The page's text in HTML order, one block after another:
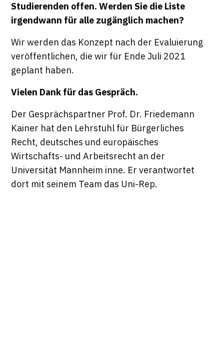
Studierenden offen. Werden Sie die Liste
irgendwann für alle zugänglich machen?
Wir werden das Konzept nach der Evaluierung
veröffentlichen, die wir für Ende Juli 2021
geplant haben.
Vielen Dank für das Gespräch.
Der Gesprächspartner Prof. Dr. Friedemann
Kainer hat den Lehrstuhl für Bürgerliches
Recht, deutsches und europäisches
Wirtschafts- und Arbeitsrecht an der
Universität Mannheim inne. Er verantwortet
dort mit seinem Team das Uni-Rep.